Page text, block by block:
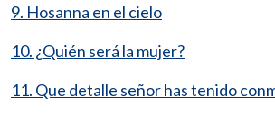
9. Hosanna en el cielo
10. ¿Quién será la mujer?
11. Que detalle señor has tenido